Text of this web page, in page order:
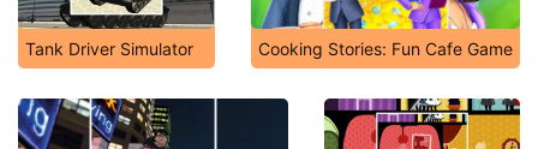
Tank Driver Simulator Cooking Stories: Fun Cafe Game